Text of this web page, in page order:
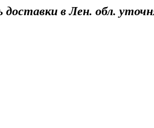
в Лен. обл.